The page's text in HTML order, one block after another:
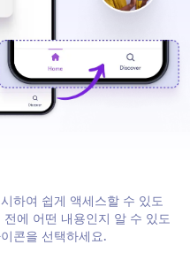
하여 쉽게 액세스할 수 있도
에 어떤 내용인지 알 수 있도
콘을 선택하세요.